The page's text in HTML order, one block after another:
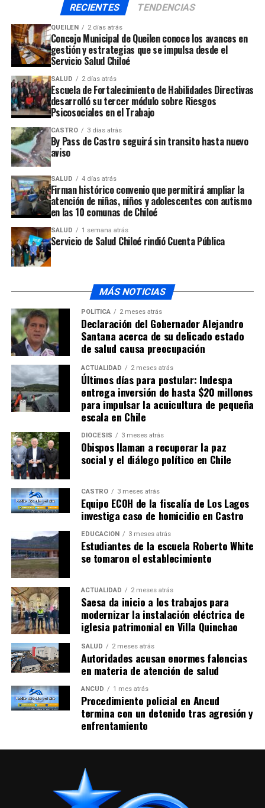
sucediendo a Pedro Bahamondezy manteniéndose en
el cargo hasta el 11 de marzo de 2018, al término del
período presidencial dela ex presidenta Michelle
Bachelet.
ARTÍCULOS RELACIONADOS:
UP NEXT
Este 20 de octubre se realizarán las elecciones
territoriales de la Democracia Cristiana
NO TE PIERDAS
Seremi del Trabajo y Previsión Social, Mauro González
presentó su renuncia
RECIENTES TENDENCIAS
QUEILEN 2 días atrás
Concejo Municipal de Queilen conoce los avances en
gestión y estrategias que se impulsa desde el
Servicio Salud Chiloé
SALUD 2 días atrás
Escuela de Fortalecimiento de Habilidades Directivas
desarrolló su tercer módulo sobre Riesgos
Psicosociales en el Trabajo
CASTRO 3 días atrás
By Pass de Castro seguirá sin transito hasta nuevo
aviso
SALUD 4 días atrás
Firman histórico convenio que permitirá ampliar la
atención de niñas, niños y adolescentes con autismo
en las 10 comunas de Chiloé
SALUD 1 semana atrás
Servicio de Salud Chiloé rindió Cuenta Pública
MÁS NOTICIAS
POLÍTICA 2 meses atrás
Declaración del Gobernador Alejandro
Santana acerca de su delicado estado
de salud causa preocupación
ACTUALIDAD 2 meses atrás
Últimos días para postular: Indespa
entrega inversión de hasta $20 millones
para impulsar la acuicultura de pequeña
escala en Chile
DIÓCESIS 3 meses atrás
Obispos llaman a recuperar la paz
social y el diálogo político en Chile
CASTRO 3 meses atrás
Equipo ECOH de la fiscalía de Los Lagos
investiga caso de homicidio en Castro
EDUCACIÓN 3 meses atrás
Estudiantes de la escuela Roberto White
se tomaron el establecimiento
ACTUALIDAD 2 meses atrás
Saesa da inicio a los trabajos para
modernizar la instalación eléctrica de
iglesia patrimonial en Villa Quinchao
SALUD 2 meses atrás
Autoridades acusan enormes falencias
en materia de atención de salud
ANCUD 1 mes atrás
Procedimiento policial en Ancud
termina con un detenido tras agresión y
enfrentamiento